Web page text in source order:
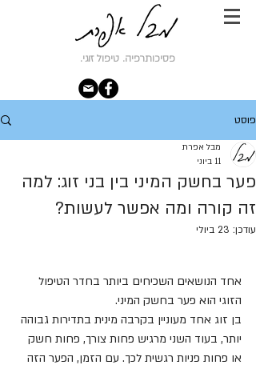
פסיכותרפיה. טיפול זוגי.
פוסט
פער בחשק המיני בין בני זוג: למה
זה קורה ומה אפשר לעשות?
מבל אפרת
11 ביוני
עודכן: 23 ביולי
אחד הנושאים השכיחים ביותר בחדר הטיפול
הזוגי הוא פער בחשק המיני.
בן זוג אחד מעוניין בקרבה מינית בתדירות גבוהה
יותר, בעוד השני מרגיש פחות צורך, פחות חשק
או פחות פניות רגשית לכך. עם הזמן, הפער הזה